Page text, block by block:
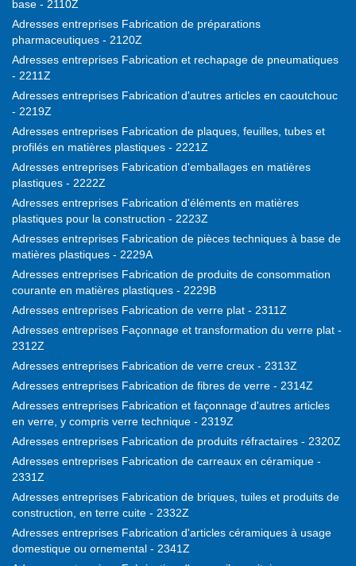
base - 2110Z
Adresses entreprises Fabrication de préparations
pharmaceutiques - 2120Z
Adresses entreprises Fabrication et rechapage de pneumatiques
- 2211Z
Adresses entreprises Fabrication d'autres articles en caoutchouc
- 2219Z
Adresses entreprises Fabrication de plaques, feuilles, tubes et
profilés en matières plastiques - 2221Z
Adresses entreprises Fabrication d'emballages en matières
plastiques - 2222Z
Adresses entreprises Fabrication d'éléments en matières
plastiques pour la construction - 2223Z
Adresses entreprises Fabrication de pièces techniques à base de
matières plastiques - 2229A
Adresses entreprises Fabrication de produits de consommation
courante en matières plastiques - 2229B
Adresses entreprises Fabrication de verre plat - 2311Z
Adresses entreprises Façonnage et transformation du verre plat -
2312Z
Adresses entreprises Fabrication de verre creux - 2313Z
Adresses entreprises Fabrication de fibres de verre - 2314Z
Adresses entreprises Fabrication et façonnage d'autres articles
en verre, y compris verre technique - 2319Z
Adresses entreprises Fabrication de produits réfractaires - 2320Z
Adresses entreprises Fabrication de carreaux en céramique -
2331Z
Adresses entreprises Fabrication de briques, tuiles et produits de
construction, en terre cuite - 2332Z
Adresses entreprises Fabrication d'articles céramiques à usage
domestique ou ornemental - 2341Z